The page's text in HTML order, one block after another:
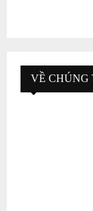
VỀ CHÚNG